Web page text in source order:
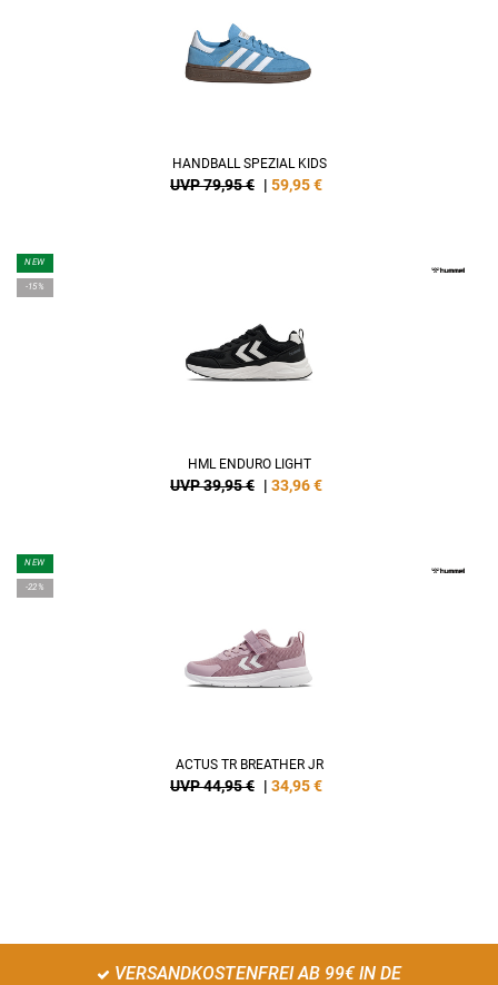
HANDBALL SPEZIAL KIDS
UVP 79,95 € | 59,95€
NEW
-15%
HML ENDURO LIGHT
UVP 39,95 € | 33,96€
NEW
-22%
ACTUS TR BREATHER JR
UVP 44,95 € | 34,95€
VERSANDKOSTENFREI AB 99€ IN DE